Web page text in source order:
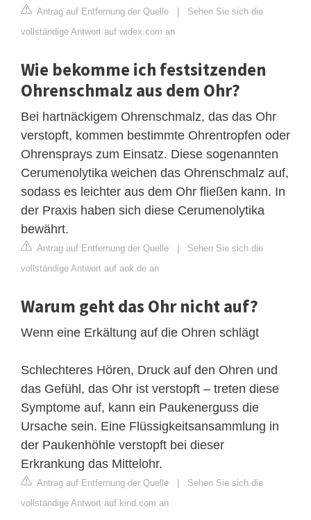
Antrag auf Entfernung der Quelle | Sehen Sie sich die
vollständige Antwort auf widex.com an
Wie bekomme ich festsitzenden
Ohrenschmalz aus dem Ohr?
Bei hartnäckigem Ohrenschmalz, das das Ohr
verstopft, kommen bestimmte Ohrentropfen oder
Ohrensprays zum Einsatz. Diese sogenannten
Cerumenolytika weichen das Ohrenschmalz auf,
sodass es leichter aus dem Ohr fließen kann. In
der Praxis haben sich diese Cerumenolytika
bewährt.
Antrag auf Entfernung der Quelle | Sehen Sie sich die
vollständige Antwort auf aok.de an
Warum geht das Ohr nicht auf?
Wenn eine Erkältung auf die Ohren schlägt
Schlechteres Hören, Druck auf den Ohren und
das Gefühl, das Ohr ist verstopft – treten diese
Symptome auf, kann ein Paukenerguss die
Ursache sein. Eine Flüssigkeitsansammlung in
der Paukenhöhle verstopft bei dieser
Erkrankung das Mittelohr.
Antrag auf Entfernung der Quelle | Sehen Sie sich die
vollständige Antwort auf kind.com an